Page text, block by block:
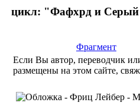
цикл: "Фафхрд и
Фрагмент
Если Вы автор, переводчик
размещены на этом сайте,